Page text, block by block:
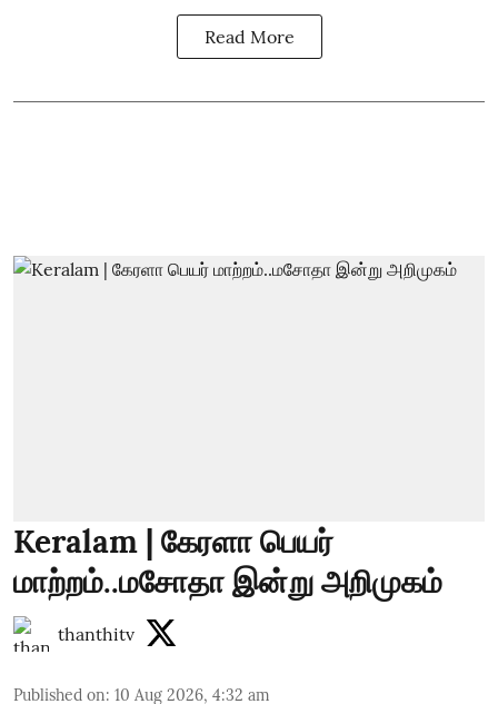
Read More
Keralam | கேரளா பெயர்
மாற்றம்..மசோதா இன்று அறிமுகம்
thanthitv
Published on: 10 Aug 2026, 4:32 am